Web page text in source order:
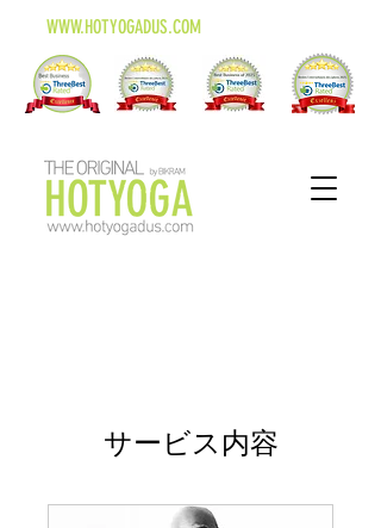
WWW.HOTYOGADUS.COM
サービス内容